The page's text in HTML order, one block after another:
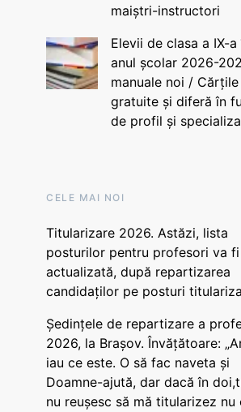
maiștri-instructori
Elevii de clasa a IX-a
anul școlar 2026-
manuale noi /
gratuite și diferă în
de profil și
CELE MAI NOI
Titularizare 2026. Astăzi, lista
posturilor pentru profesori va fi
actualizată, după repartizarea
candidaților pe posturi
Ședințele de repartizare a
2026, la Brașov. Învățătoare:
iau ce este. O să fac naveta și
Doamne-ajută, dar dacă în
nu reușesc să mă titularizez nu